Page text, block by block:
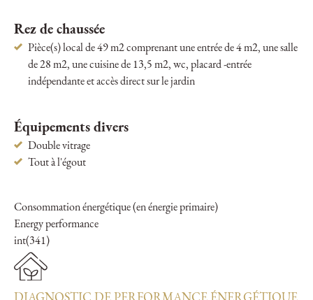
Rez de chaussée
Pièce(s) local de 49 m2 comprenant une entrée de 4 m2, une salle
de 28 m2, une cuisine de 13,5 m2, wc, placard -entrée
indépendante et accès direct sur le jardin
Équipements divers
Double vitrage
Tout à l'égout
Consommation énergétique (en énergie primaire)
Energy performance
int(341)